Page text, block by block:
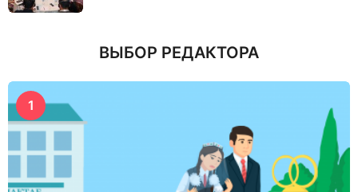
ВЫБОР РЕДАКТОРА
1